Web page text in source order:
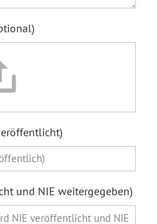
und NIE weitergegeben)